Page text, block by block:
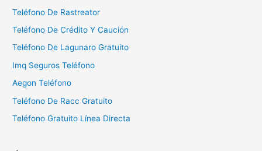
Teléfono De Rastreator
Teléfono De Crédito Y Caución
Teléfono De Lagunaro Gratuito
Imq Seguros Teléfono
Aegon Teléfono
Teléfono De Racc Gratuito
Teléfono Gratuito Línea Directa